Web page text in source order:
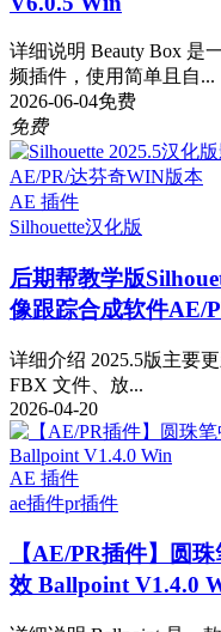
详细说明 Beauty Box 是
频插件，使用简单且自...
2026-06-04免费
免费
AE 插件
Silhouette汉化版
后期帮教学版
像跟踪合成软件AE/
详细介绍 2025.5版主要
FBX 文件、放...
2026-04-20
AE 插件
ae插件pr插件
【AE/PR插件】圆
效 Ballpoint V1.4.0